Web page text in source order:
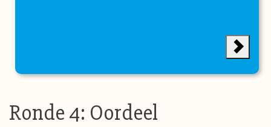
Ronde 4: Oordeel